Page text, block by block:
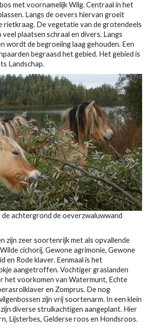
met voornamelijk Wilg. Centraal in het
Langs de oevers hiervan groeit
rietkraag. De vegetatie van de grotendeels
veel plaatsen schraal en divers. Langs
wordt de begroeiing laag gehouden. Een
begraasd het gebied. Het gebied is
Landschap.
de achtergrond de oeverzwaluwwand
zijn zeer soortenrijk met als opvallende
cichorij, Gewone agrimonie, Gewone
en Rode klaver. Eenmaal is het
aangetroffen. Vochtiger graslanden
het voorkomen van Watermunt, Echte
en Zomprus. De nog
zijn vrij soortenarm. In een klein
diverse struikachtigen aangeplant. Hier
Lijsterbes, Gelderse roos en Hondsroos.